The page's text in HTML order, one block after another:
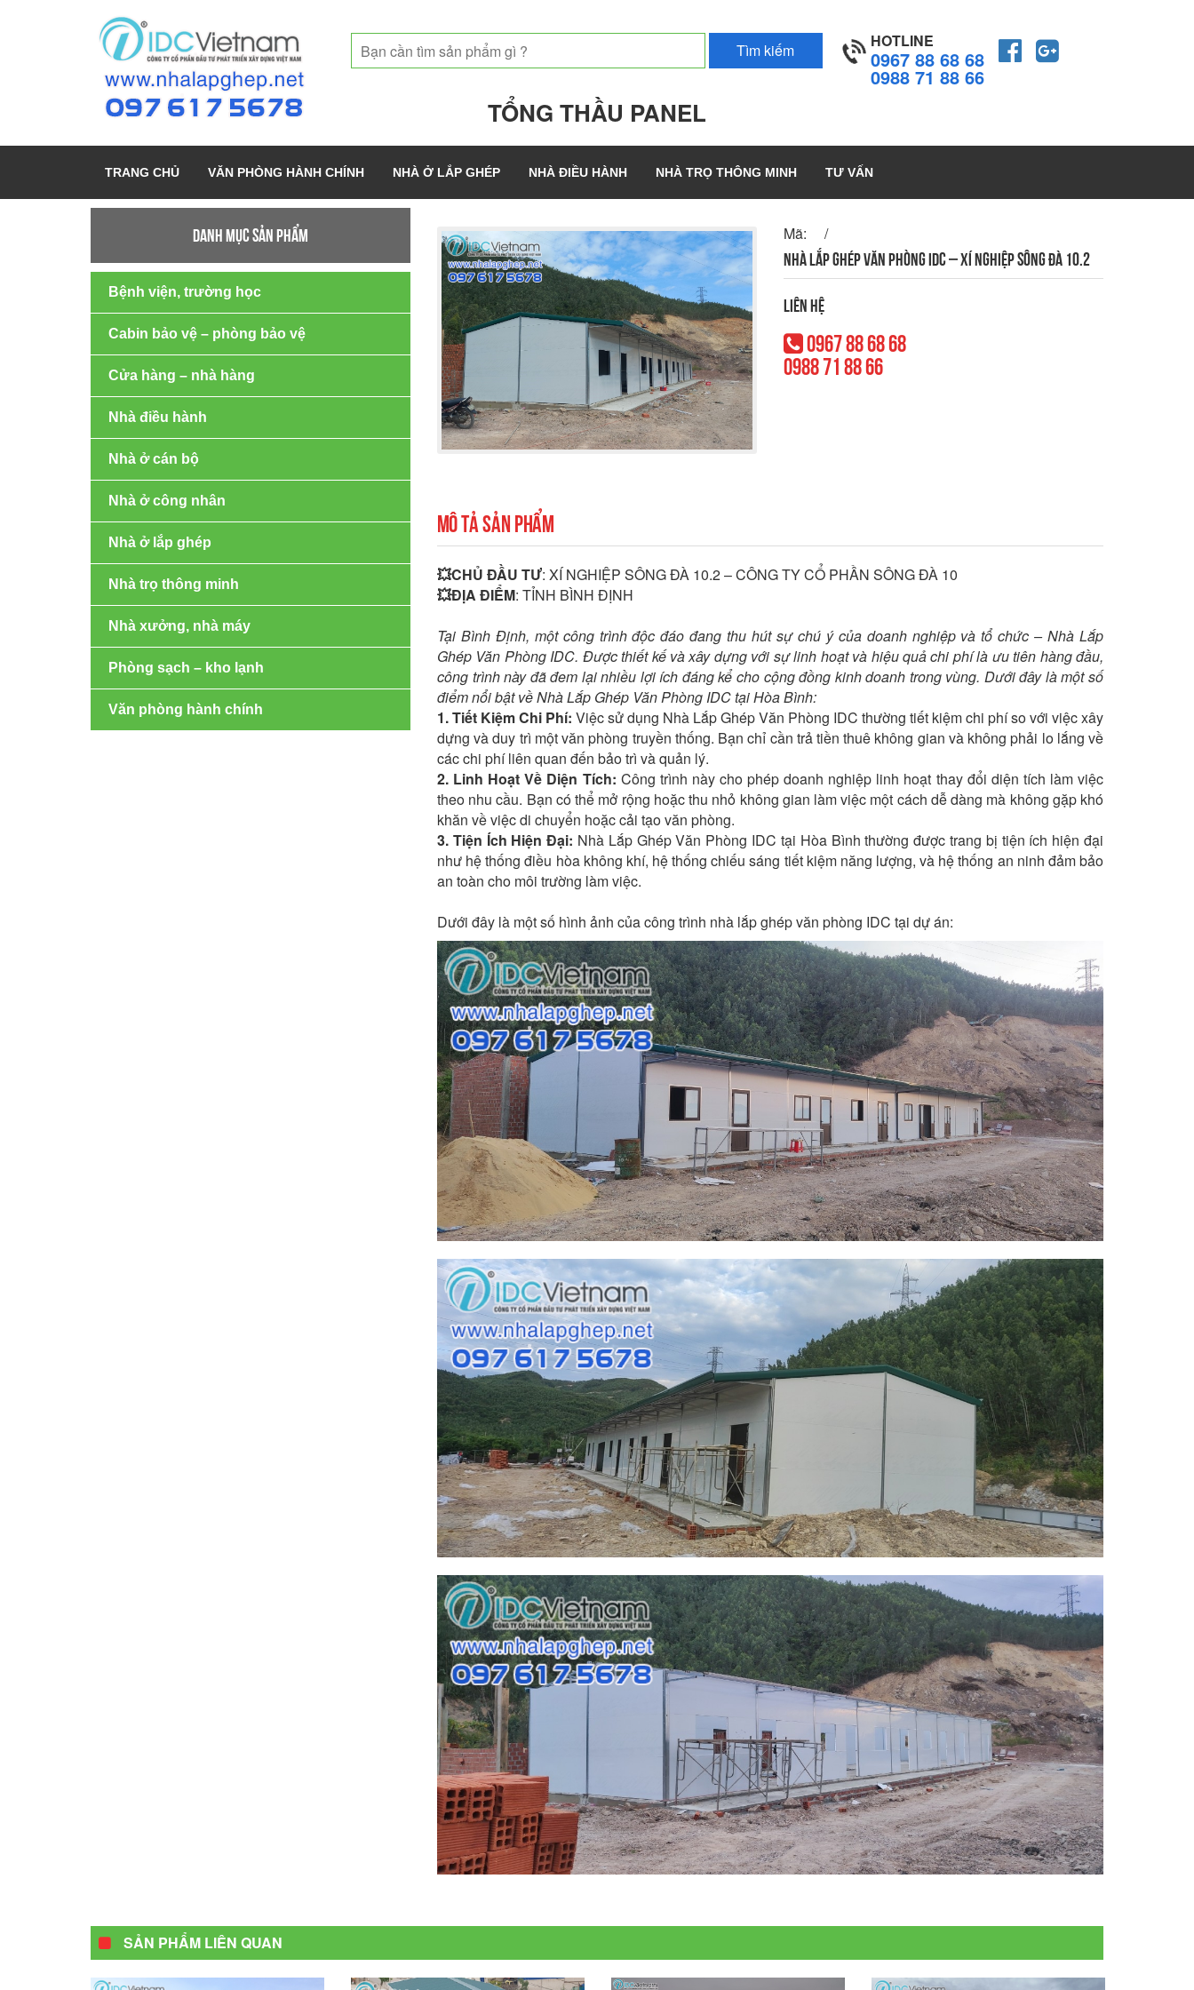
TỔNG THẦU PANEL
HOTLINE
0967 88 68 68
0988 71 88 66
TRANG CHỦ VĂN PHÒNG HÀNH CHÍNH NHÀ Ở LẮP GHÉP NHÀ ĐIỀU HÀNH NHÀ TRỌ THÔNG MINH TƯ VẤN
DANH MỤC SẢN PHẨM
Bệnh viện, trường học
Cabin bảo vệ – phòng bảo vệ
Cửa hàng – nhà hàng
Nhà điều hành
Nhà ở cán bộ
Nhà ở công nhân
Nhà ở lắp ghép
Nhà trọ thông minh
Nhà xưởng, nhà máy
Phòng sạch – kho lạnh
Văn phòng hành chính
Mã:
NHÀ LẮP GHÉP VĂN PHÒNG IDC – XÍ NGHIỆP SÔNG ĐÀ 10.2
Liên hệ
0967 88 68 68
0988 71 88 66
Mô tả sản phẩm
💥CHỦ ĐẦU TƯ: XÍ NGHIỆP SÔNG ĐÀ 10.2 – CÔNG TY CỔ PHẦN SÔNG ĐÀ 10
💥ĐỊA ĐIỂM: TỈNH BÌNH ĐỊNH
Tại Bình Định, một công trình độc đáo đang thu hút sự chú ý của doanh nghiệp và tổ chức – Nhà Lắp
Ghép Văn Phòng IDC. Được thiết kế và xây dựng với sự linh hoạt và hiệu quả chi phí là ưu tiên hàng đầu,
công trình này đã đem lại nhiều lợi ích đáng kể cho cộng đồng kinh doanh trong vùng. Dưới đây là một số
điểm nổi bật về Nhà Lắp Ghép Văn Phòng IDC tại Hòa Bình:
1. Tiết Kiệm Chi Phí: Việc sử dụng Nhà Lắp Ghép Văn Phòng IDC thường tiết kiệm chi phí so với việc xây
dựng và duy trì một văn phòng truyền thống. Bạn chỉ cần trả tiền thuê không gian và không phải lo lắng về
các chi phí liên quan đến bảo trì và quản lý.
2. Linh Hoạt Về Diện Tích: Công trình này cho phép doanh nghiệp linh hoạt thay đổi diện tích làm việc
theo nhu cầu. Bạn có thể mở rộng hoặc thu nhỏ không gian làm việc một cách dễ dàng mà không gặp khó
khăn về việc di chuyển hoặc cải tạo văn phòng.
3. Tiện Ích Hiện Đại: Nhà Lắp Ghép Văn Phòng IDC tại Hòa Bình thường được trang bị tiện ích hiện đại
như hệ thống điều hòa không khí, hệ thống chiếu sáng tiết kiệm năng lượng, và hệ thống an ninh đảm bảo
an toàn cho môi trường làm việc.
Dưới đây là một số hình ảnh của công trình nhà lắp ghép văn phòng IDC tại dự án:
SẢN PHẨM LIÊN QUAN